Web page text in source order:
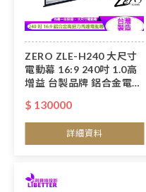
ZERO ZLE-H240 大尺寸
電動幕 16:9 240吋 1.0高
增益 台製品牌 鋁合金電動
$ 130000
詳細資料